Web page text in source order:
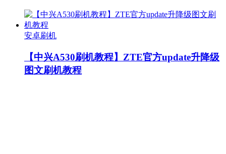
安卓刷机
【中兴A530刷机教程】ZTE官方update升降级
图文刷机教程